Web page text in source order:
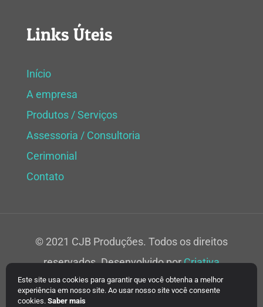
Este site usa cookies para garantir que você obtenha a melhor
experiência em nosso site. Ao usar nosso site você consente
cookies. Saber mais
Links Úteis
Início
A empresa
Produtos / Serviços
Assessoria / Consultoria
Cerimonial
Contato
© 2021 CJB Produções. Todos os direitos
reservados. Desenvolvido porCriativa
Soluções Web.